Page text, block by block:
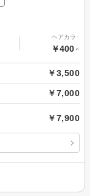
ヘアカラー
￥400～
￥3,500
￥7,000
￥7,900